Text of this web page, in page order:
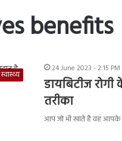
benefits
स्वास्थ्य
24 June 2023 - 2:15 PM
डायबिटीज
तरीका
आप जो भी खाते है वह आपके